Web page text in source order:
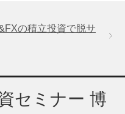
の積立投資で脱サ
セミナー 博